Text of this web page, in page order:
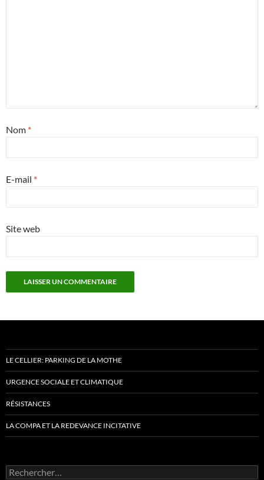
Nom *
E-mail *
Site web
LE CELLIER: PARKING DE LA MOTHE
URGENCE SOCIALE ET CLIMATIQUE
RÉSISTANCES
LA COMPA ET LA REDEVANCE INCITATIVE
Rechercher :